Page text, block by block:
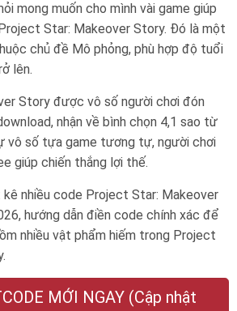
mong muốn cho mình vài game giúp
Star: Makeover Story. Đó là một
chủ đề Mô phỏng, phù hợp độ tuổi
lên.
Story được vô số người chơi đón
nhận về bình chọn 4,1 sao từ
vô số tựa game tương tự, người chơi
giúp chiến thắng lợi thế.
nhiều code Project Star: Makeover
hướng dẫn điền code chính xác để
nhiều vật phẩm hiếm trong Project
MỚI NGAY (Cập nhật